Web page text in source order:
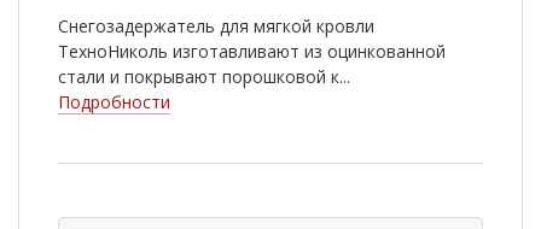
Снегозадержатель для мягкой кровли
ТехноНиколь изготавливают из оцинкованной
стали и покрывают порошковой к...
Подробности